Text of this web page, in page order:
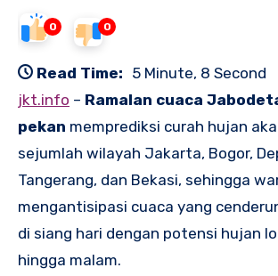
0 0
Read Time: 5 Minute, 8 Second
jkt.info – Ramalan cuaca
pekan memprediksi curah hujan
sejumlah wilayah Jakarta, Bogor,
Tangerang, dan Bekasi, sehingga
mengantisipasi cuaca yang
di siang hari dengan potensi hujan
hingga malam.